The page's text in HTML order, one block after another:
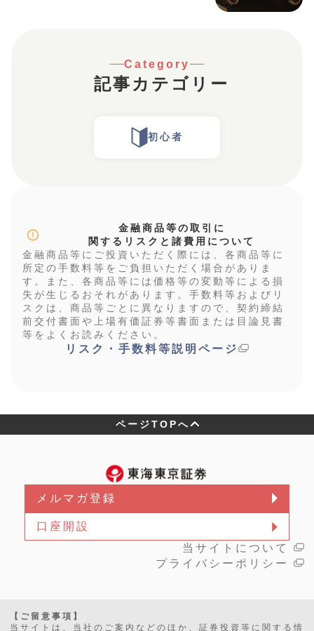
Category
記事カテゴリー
初心者
金融商品等の取引に
関するリスクと諸費用について
金融商品等にご投資いただく際には、各商品等に
所定の手数料等をご負担いただく場合がありま
す。また、各商品等には価格等の変動等による損
失が生じるおそれがあります。手数料等およびリ
スクは、商品等ごとに異なりますので、契約締結
前交付書面や上場有価証券等書面または目論見書
等をよくお読みください。
リスク・手数料等説明ページ
ページTOPへ
メルマガ登録
口座開設
当サイトについて
プライバシーポリシー
【ご留意事項】
当サイトは、当社のご案内などのほか、証券投資等に関する情